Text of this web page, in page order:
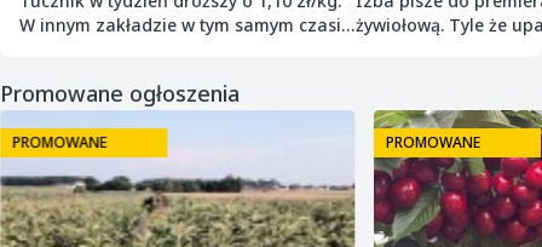
W innym zakładzie w tym samym czasie żywiołową. Tyle że
Promowane ogłoszenia
PROMOWANE PROMOWANE